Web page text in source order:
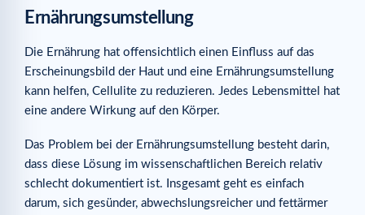
Ernährungsumstellung
Die Ernährung hat offensichtlich einen Einfluss auf das
Erscheinungsbild der Haut und eine Ernährungsumstellung
kann helfen, Cellulite zu reduzieren. Jedes Lebensmittel hat
eine andere Wirkung auf den Körper.
Das Problem bei der Ernährungsumstellung besteht darin,
dass diese Lösung im wissenschaftlichen Bereich relativ
schlecht dokumentiert ist. Insgesamt geht es einfach
darum, sich gesünder, abwechslungsreicher und fettärmer